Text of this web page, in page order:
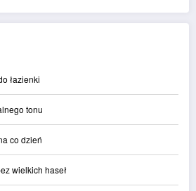
łazienki
tonu
co dzień
wielkich haseł